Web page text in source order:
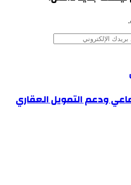
ودعم التمويل العقاري